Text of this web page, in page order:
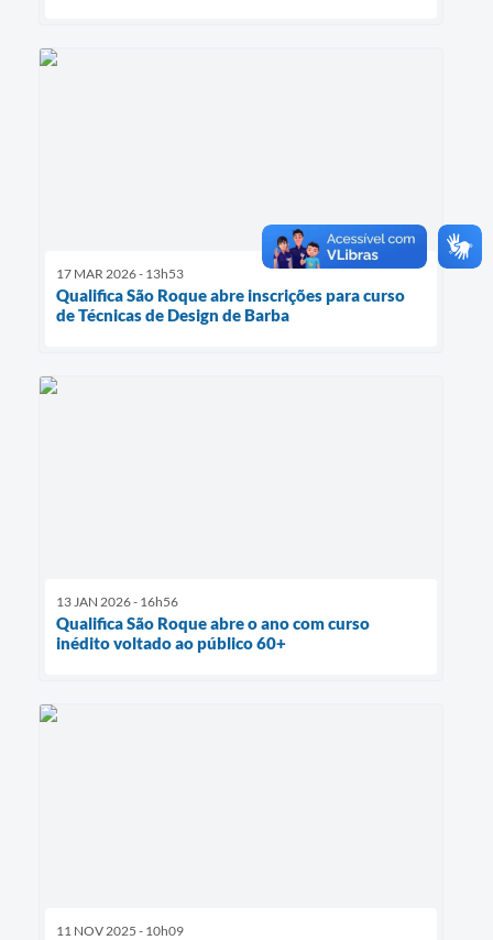
17 MAR 2026 - 13h53
Qualifica São Roque abre inscrições para curso
de Técnicas de Design de Barba
13 JAN 2026 - 16h56
Qualifica São Roque abre o ano com curso
inédito voltado ao público 60+
11 NOV 2025 - 10h09